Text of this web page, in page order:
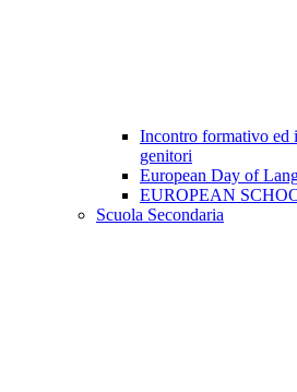
Incontro formativo ed
genitori
European Day of
EUROPEAN
Scuola Secondaria